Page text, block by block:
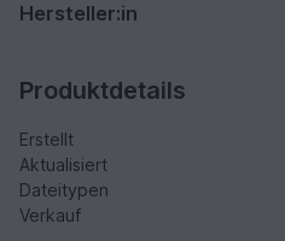
Hersteller:in
Produktdetails
Erstellt
Aktualisiert
Dateitypen
Verkauf